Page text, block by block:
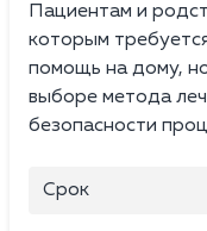
Пациентам и
которым
помощь на дому,
выборе метода
безопасности
Срок